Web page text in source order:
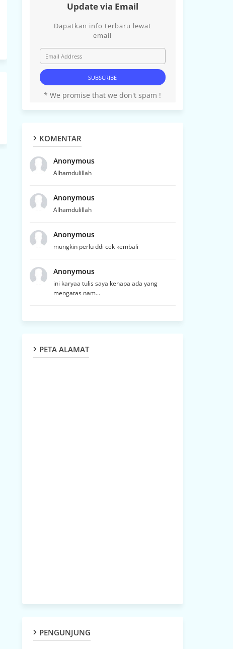
Update via Email
Dapatkan info terbaru lewat
email
* We promise that we don't spam !
KOMENTAR
Anonymous
Alhamdulillah
Anonymous
Alhamdulillah
Anonymous
mungkin perlu ddi cek kembali
Anonymous
ini karyaa tulis saya kenapa ada yang
mengatas nam...
PETA ALAMAT
PENGUNJUNG